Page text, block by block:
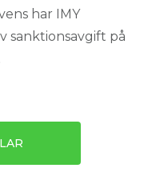
har IMY
sanktionsavgift på